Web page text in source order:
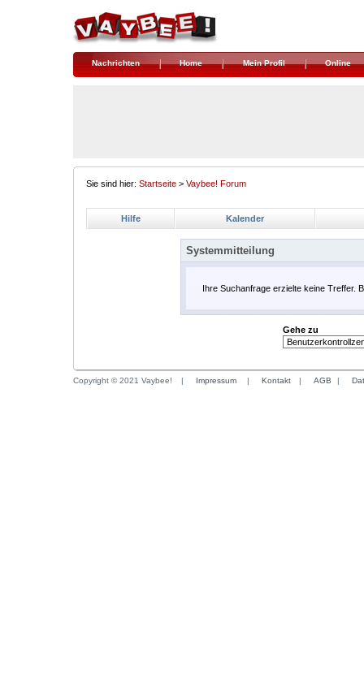
Nachrichten Home Mein Profil Online
Sie sind hier: Startseite > Vaybee! Forum
Hilfe Kalender
Systemmitteilung
Ihre Suchanfrage erzielte keine Treffer.
Gehe zu
Copyright © 2021 Vaybee! | Impressum | Kontakt | AGB |